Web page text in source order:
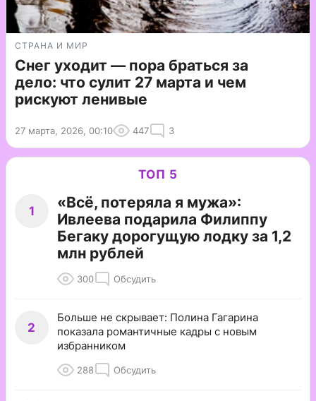
СТРАНА И МИР
Снег уходит — пора браться за
дело: что сулит 27 марта и чем
рискуют ленивые
27 марта, 2026, 00:10 447 3
ТОП 5
1
«Всё, потеряла я мужа»:
Ивлеева подарила Филиппу
Бегаку дорогущую лодку за 1,2
млн рублей
300 Обсудить
2
Больше не скрывает: Полина Гагарина
показала романтичные кадры с новым
избранником
288 Обсудить